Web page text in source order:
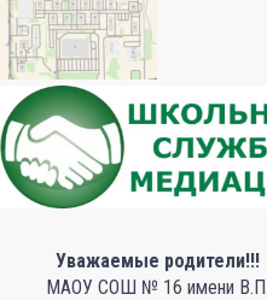
Уважаемые родители!!!
МАОУ СОШ № 16 имени В.П.